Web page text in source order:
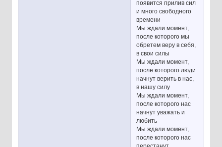
появится прилив сил
и много свободного
времени
Мы ждали момент,
после которого мы
обретем веру в себя,
в свои силы
Мы ждали момент,
после которого люди
начнут верить в нас,
в нашу силу
Мы ждали момент,
после которого нас
начнут уважать и
любить
Мы ждали момент,
после которого нас